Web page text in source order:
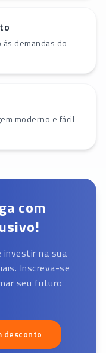
demandas do
moderno e fácil
com
investir na sua
Inscreva-se
seu futuro
desconto